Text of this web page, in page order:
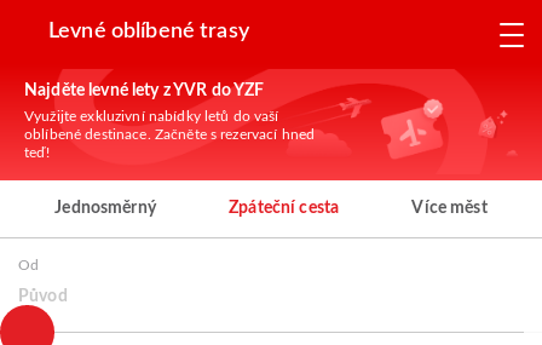
Levné oblíbené trasy
Najděte levné lety z YVR do YZF
Využijte exkluzivní nabídky letů do vaší
oblíbené destinace. Začněte s rezervací hned
teď!
Jednosměrný Zpáteční cesta Více měst
Od
Původ